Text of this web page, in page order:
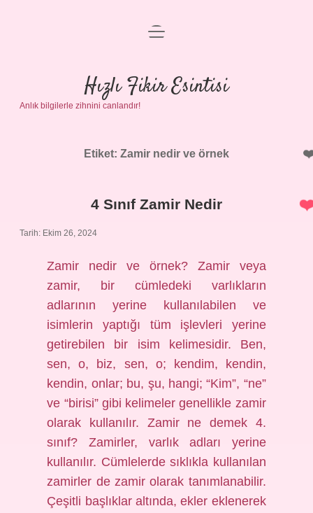
Anasayfa
Gizlilik Politikası
Yasal Uyarı
menüyü
Hızlı Fikir Esintisi
Anlık bilgilerle zihnini canlandır!
Etiket: Zamir nedir ve örnek
4 Sınıf Zamir Nedir
Tarih: Ekim 26, 2024
Zamir nedir ve örnek? Zamir veya
zamir, bir cümledeki varlıkların
adlarının yerine kullanılabilen ve
isimlerin yaptığı tüm işlevleri yerine
getirebilen bir isim kelimesidir. Ben,
sen, o, biz, sen, o; kendim, kendin,
kendin, onlar; bu, şu, hangi; “Kim”, “ne”
ve “birisi” gibi kelimeler genellikle zamir
olarak kullanılır. Zamir ne demek 4.
sınıf? Zamirler, varlık adları yerine
kullanılır. Cümlelerde sıklıkla kullanılan
zamirler de zamir olarak tanımlanabilir.
Çeşitli başlıklar altında, ekler eklenerek